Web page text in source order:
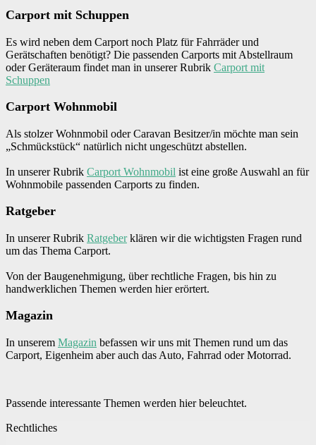
Carport mit Schuppen
Es wird neben dem Carport noch Platz für Fahrräder und
Gerätschaften benötigt? Die passenden Carports mit Abstellraum
oder Geräteraum findet man in unserer Rubrik Carport mit
Schuppen
Carport Wohnmobil
Als stolzer Wohnmobil oder Caravan Besitzer/in möchte man sein
„Schmückstück“ natürlich nicht ungeschützt abstellen.
In unserer Rubrik Carport Wohnmobil ist eine große Auswahl an für
Wohnmobile passenden Carports zu finden.
Ratgeber
In unserer Rubrik Ratgeberklären wir die wichtigsten Fragen rund
um das Thema Carport.
Von der Baugenehmigung, über rechtliche Fragen, bis hin zu
handwerklichen Themen werden hier erörtert.
Magazin
In unserem Magazin befassen wir uns mit Themen rund um das
Carport, Eigenheim aber auch das Auto, Fahrrad oder Motorrad.
Passende interessante Themen werden hier beleuchtet.
Rechtliches